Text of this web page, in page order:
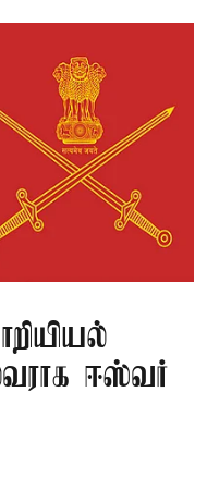
ஈஸ்வர்